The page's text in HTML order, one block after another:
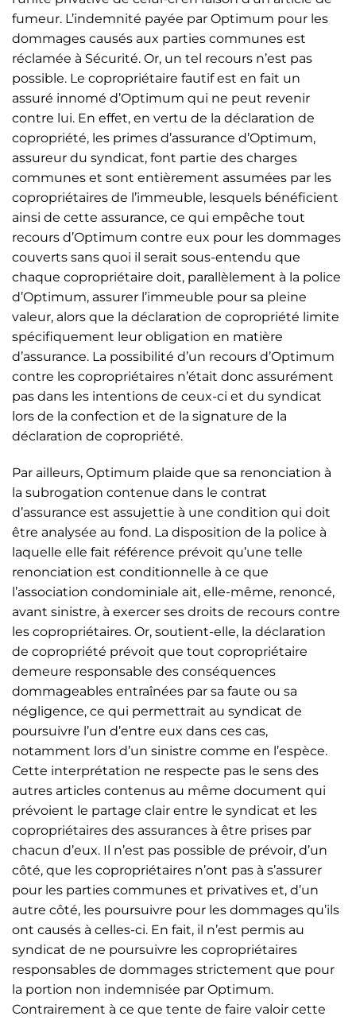
fumeur. L’indemnité payée par Optimum pour les
dommages causés aux parties communes est
réclamée à Sécurité. Or, un tel recours n’est pas
possible. Le copropriétaire fautif est en fait un
assuré innomé d’Optimum qui ne peut revenir
contre lui. En effet, en vertu de la déclaration de
copropriété, les primes d’assurance d’Optimum,
assureur du syndicat, font partie des charges
communes et sont entièrement assumées par les
copropriétaires de l’immeuble, lesquels bénéficient
ainsi de cette assurance, ce qui empêche tout
recours d’Optimum contre eux pour les dommages
couverts sans quoi il serait sous-entendu que
chaque copropriétaire doit, parallèlement à la police
d’Optimum, assurer l’immeuble pour sa pleine
valeur, alors que la déclaration de copropriété limite
spécifiquement leur obligation en matière
d’assurance. La possibilité d’un recours d’Optimum
contre les copropriétaires n’était donc assurément
pas dans les intentions de ceux-ci et du syndicat
lors de la confection et de la signature de la
déclaration de copropriété.
Par ailleurs, Optimum plaide que sa renonciation à
la subrogation contenue dans le contrat
d’assurance est assujettie à une condition qui doit
être analysée au fond. La disposition de la police à
laquelle elle fait référence prévoit qu’une telle
renonciation est conditionnelle à ce que
l’association condominiale ait, elle-même, renoncé,
avant sinistre, à exercer ses droits de recours contre
les copropriétaires. Or, soutient-elle, la déclaration
de copropriété prévoit que tout copropriétaire
demeure responsable des conséquences
dommageables entraînées par sa faute ou sa
négligence, ce qui permettrait au syndicat de
poursuivre l’un d’entre eux dans ces cas,
notamment lors d’un sinistre comme en l’espèce.
Cette interprétation ne respecte pas le sens des
autres articles contenus au même document qui
prévoient le partage clair entre le syndicat et les
copropriétaires des assurances à être prises par
chacun d’eux. Il n’est pas possible de prévoir, d’un
côté, que les copropriétaires n’ont pas à s’assurer
pour les parties communes et privatives et, d’un
autre côté, les poursuivre pour les dommages qu’ils
ont causés à celles-ci. En fait, il n’est permis au
syndicat de ne poursuivre les copropriétaires
responsables de dommages strictement que pour
la portion non indemnisée par Optimum.
Contrairement à ce que tente de faire valoir cette